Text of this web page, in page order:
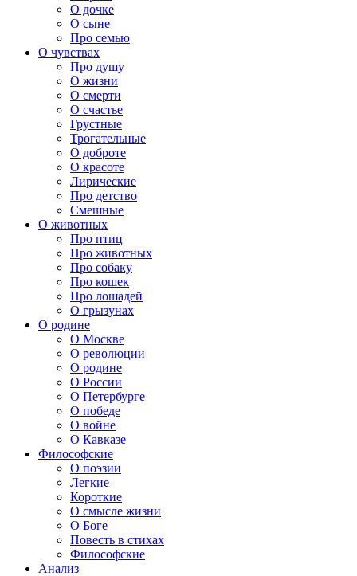
О дочке
О сыне
Про семью
О чувствах
Про душу
О жизни
О смерти
О счастье
Грустные
Трогательные
О доброте
О красоте
Лирические
Про детство
Смешные
О животных
Про птиц
Про животных
Про собаку
Про кошек
Про лошадей
О грызунах
О родине
О Москве
О революции
О родине
О России
О Петербурге
О победе
О войне
О Кавказе
Философские
О поэзии
Легкие
Короткие
О смысле жизни
О Боге
Повесть в стихах
Философские
Анализ